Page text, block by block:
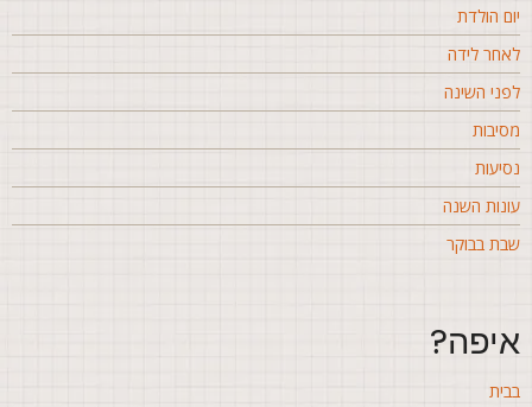
הולדת
לידה
השינה
השנה
בבוקר